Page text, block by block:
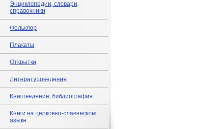
Энциклопедии, словари,
справочники
Фольклор
Плакаты
Открытки
Литературоведение
Книговедение, библиография
Книги на церковно-славянском
языке